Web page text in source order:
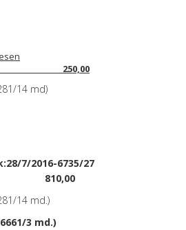
250,00
14 md)
7/2016-6735/27
14 md.)
3 md.)